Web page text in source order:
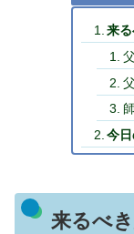
来
今
来るべ